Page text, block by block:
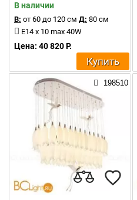
В наличии
В: от 60 до 120 см Д: 80 см
E14 x 10 max 40W
Цена: 40 820 Р.
Купить
198510